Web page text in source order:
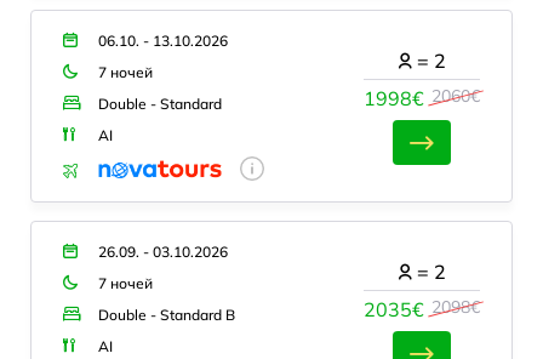
06.10. - 13.10.2026
7 ночей
Double - Standard
AI
1998€ 2060€
= 2
26.09. - 03.10.2026
7 ночей
Double - Standard B
AI
2035€ 2098€
= 2